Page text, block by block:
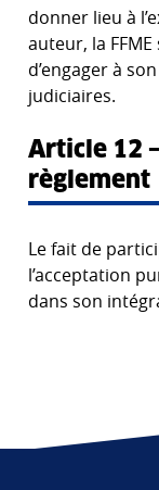
donner lieu à
auteur, la
d’engager à
judiciaires.
Article 12
règlement
Le fait de
l’acceptation
dans son